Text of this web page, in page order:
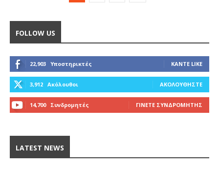
FOLLOW US
22,903 Υποστηρικτές ΚΆΝΤΕ LIKE
3,912 Ακόλουθοι ΑΚΟΛΟΥΘΉΣΤΕ
14,700 Συνδρομητές ΓΊΝΕΤΕ ΣΥΝΔΡΟΜΗΤΉΣ
LATEST NEWS